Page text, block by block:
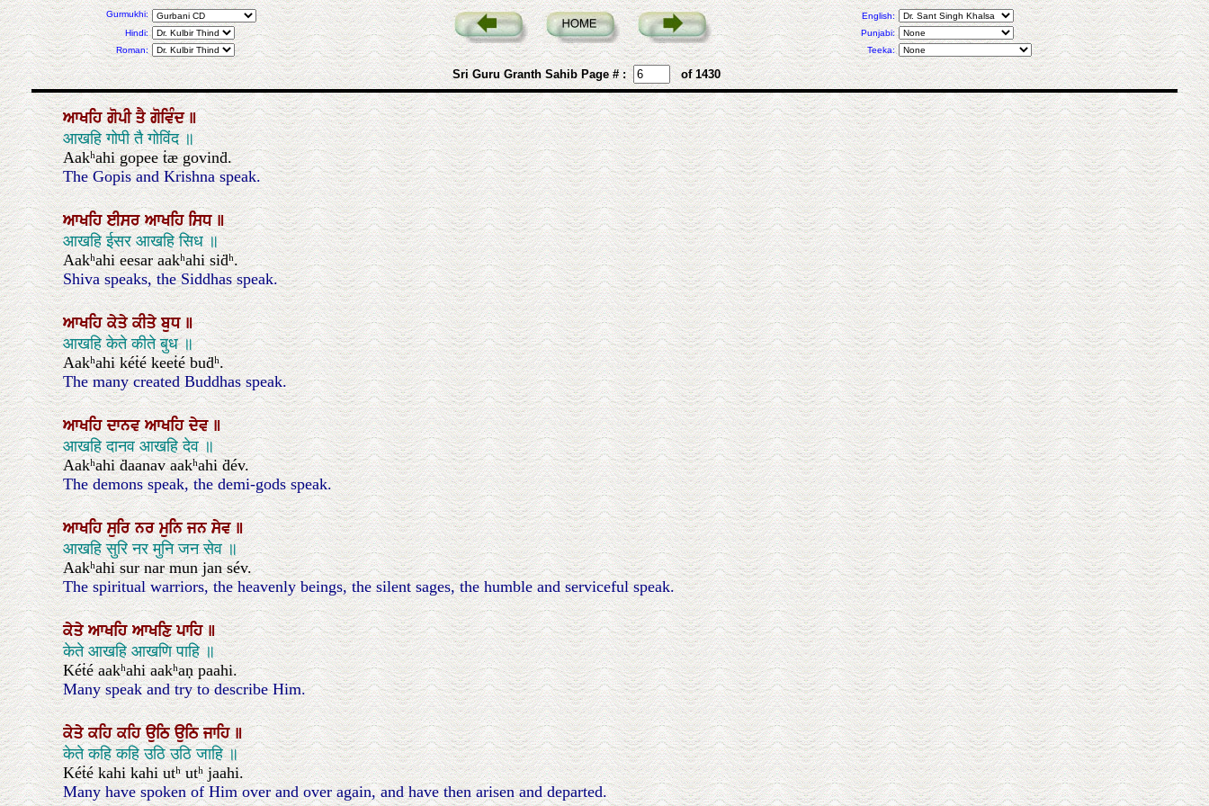
Gurmukhi:
Hindi:
Roman:
Sri Guru Granth Sahib Page # : of 1430
English:
Punjabi:
Teeka:
ਆਖਹਿਗੋਪੀਤੈਗੋਵਿੰਦ॥
आखहि गोपी तै गोविंद ॥
Aakʰahi gopee ṫæ govinḋ.
The Gopis and Krishna speak.
ਆਖਹਿਈਸਰਆਖਹਿਸਿਧ॥
आखहि ईसर आखहि सिध ॥
Aakʰahi eesar aakʰahi siḋʰ.
Shiva speaks, the Siddhas speak.
ਆਖਹਿਕੇਤੇਕੀਤੇਬੁਧ॥
आखहि केते कीते बुध ॥
Aakʰahi kéṫé keeṫé buḋʰ.
The many created Buddhas speak.
ਆਖਹਿਦਾਨਵਆਖਹਿਦੇਵ॥
आखहि दानव आखहि देव ॥
Aakʰahi ḋaanav aakʰahi ḋév.
The demons speak, the demi-gods speak.
ਆਖਹਿਸੁਰਿਨਰਮੁਨਿਜਨਸੇਵ॥
आखहि सुरि नर मुनि जन सेव ॥
Aakʰahi sur nar mun jan sév.
The spiritual warriors, the heavenly beings, the silent sages, the humble and serviceful speak.
ਕੇਤੇਆਖਹਿਆਖਣਿਪਾਹਿ॥
केते आखहि आखणि पाहि ॥
Kéṫé aakʰahi aakʰaṇ paahi.
Many speak and try to describe Him.
ਕੇਤੇਕਹਿਕਹਿਉਠਿਉਠਿਜਾਹਿ॥
केते कहि कहि उठि उठि जाहि ॥
Kéṫé kahi kahi utʰ utʰ jaahi.
Many have spoken of Him over and over again, and have then arisen and departed.